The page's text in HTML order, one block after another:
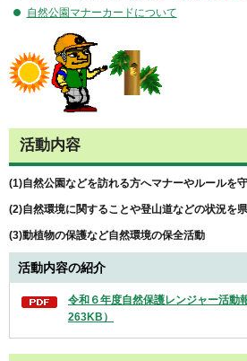
自然公園マナーカードについて
活動内容
(1)自然公園などを訪れる方へマナーやルールを
(2)自然環境に関することや登山道などの状況を
(3)動植物の保護など自然環境の保全活動
活動内容の紹介
令和６年度自然保護レンジャー活動
263KB）